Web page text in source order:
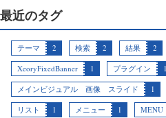
最近のタグ
テーマ 2 検索 2 結果 2
XeoryFixedBanner
1 プラグイン 1
メインビジュアル 画像 スライド
1
リスト
1 メニュー 1 MENU